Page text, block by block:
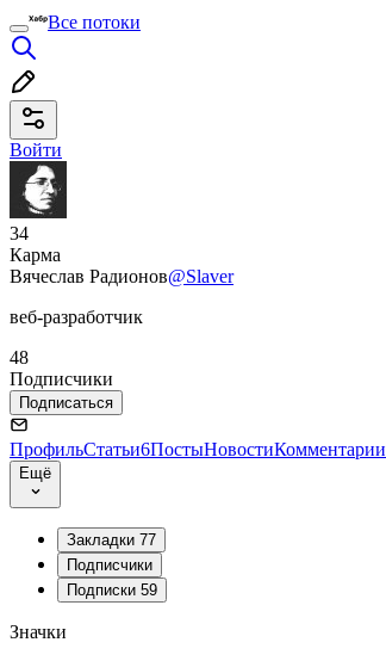
Все потоки
Войти
34
Карма
Вячеслав Радионов@Slaver
веб-разработчик
48
Подписчики
Подписаться
ПрофильСтатьи6ПостыНовостиКомментарии
Ещё
Закладки 77
Подписчики
Подписки 59
Значки